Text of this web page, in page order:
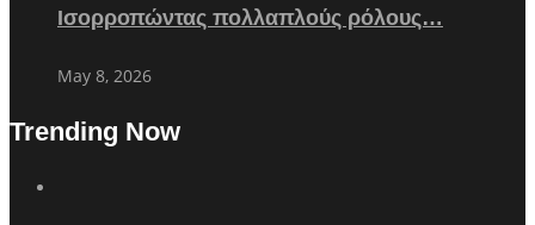
Ισορροπώντας πολλαπλούς ρόλους…
May 8, 2026
Trending Now